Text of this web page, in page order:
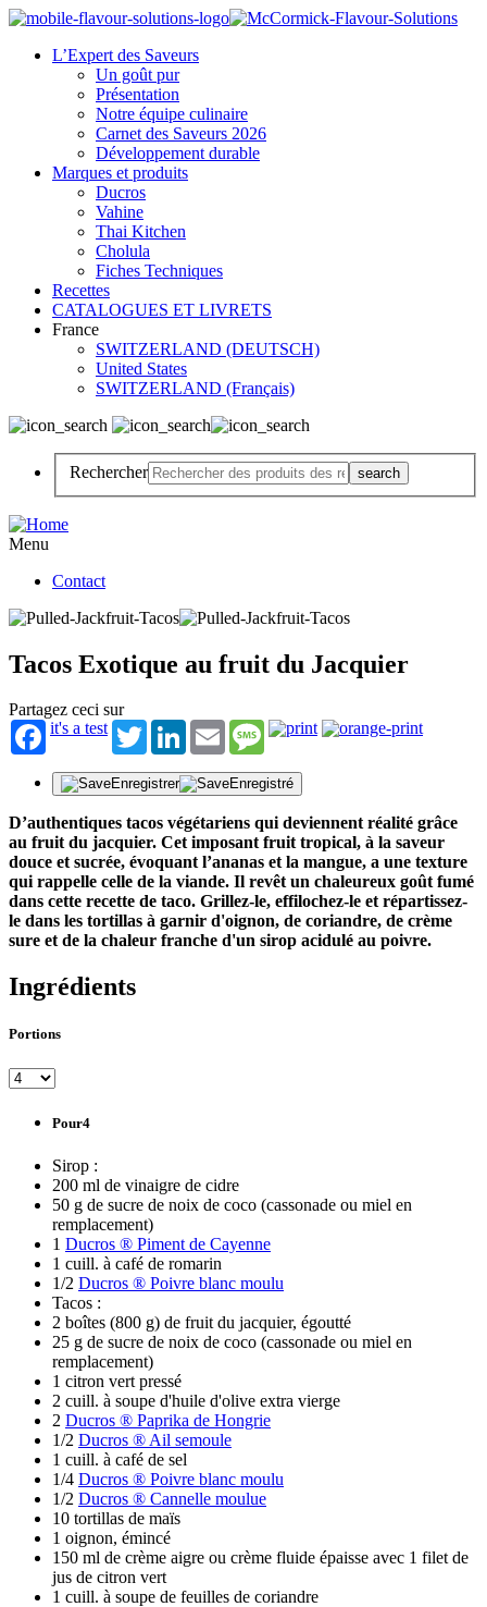
L’Expert des Saveurs
Un goût pur
Présentation
Notre équipe culinaire
Carnet des Saveurs 2026
Développement durable
Marques et produits
Ducros
Vahine
Thai Kitchen
Cholula
Fiches Techniques
Recettes
CATALOGUES ET LIVRETS
France
SWITZERLAND (DEUTSCH)
United States
SWITZERLAND (Français)
Rechercher
Menu
Contact
Tacos Exotique au fruit du Jacquier
Partagez ceci sur
it's a test
TwitterLinkedInEmail Message
Enregistrer Enregistré
D’authentiques tacos végétariens qui deviennent réalité grâce
au fruit du jacquier. Cet imposant fruit tropical, à la saveur
douce et sucrée, évoquant l’ananas et la mangue, a une texture
qui rappelle celle de la viande. Il revêt un chaleureux goût fumé
dans cette recette de taco. Grillez-le, effilochez-le et répartissez-
le dans les tortillas à garnir d'oignon, de coriandre, de crème
sure et de la chaleur franche d'un sirop acidulé au poivre.
Ingrédients
Portions
Pour4
Sirop :
200 ml de vinaigre de cidre
50 g de sucre de noix de coco (cassonade ou miel en
remplacement)
1 Ducros ® Piment de Cayenne
1 cuill. à café de romarin
1/2 Ducros ® Poivre blanc moulu
Tacos :
2 boîtes (800 g) de fruit du jacquier, égoutté
25 g de sucre de noix de coco (cassonade ou miel en
remplacement)
1 citron vert pressé
2 cuill. à soupe d'huile d'olive extra vierge
2 Ducros ® Paprika de Hongrie
1/2 Ducros ® Ail semoule
1 cuill. à café de sel
1/4 Ducros ® Poivre blanc moulu
1/2 Ducros ® Cannelle moulue
10 tortillas de maïs
1 oignon, émincé
150 ml de crème aigre ou crème fluide épaisse avec 1 filet de
jus de citron vert
1 cuill. à soupe de feuilles de coriandre